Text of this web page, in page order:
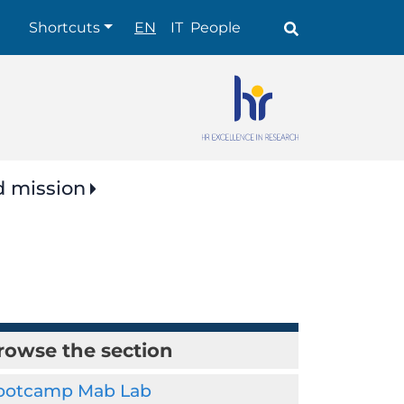
Shortcuts
Shortcuts EN IT People
mission
the section
Mab Lab